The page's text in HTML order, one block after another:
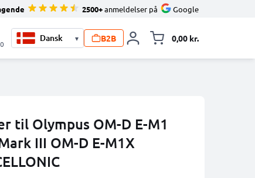
2500+anmeldelser på Google
▾ B2B 0,00 kr.
til Olympus OM-D E-M1
III OM-D E-M1X